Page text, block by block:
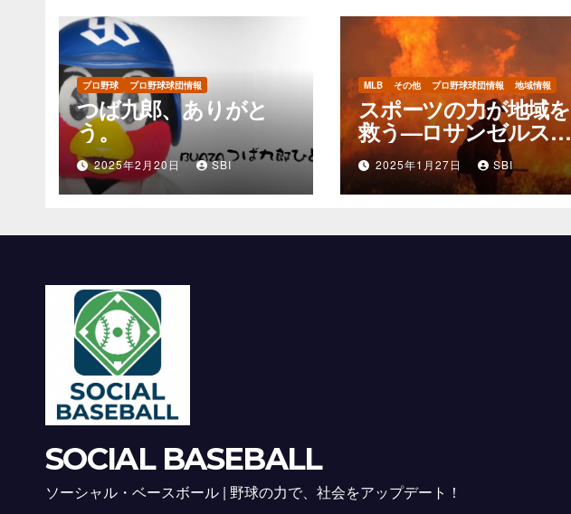
プロ野球 プロ野球球団情報
つば九郎、ありがと
う。
2025年2月20日 SBI
MLB その他 プロ野球球団情報 地域情報
スポーツの力が地域を
救う—ロサンゼルス12
チームの山火事支援活
動2025年1月27日 SBI
SOCIAL BASEBALL
ソーシャル・ベースボール | 野球の力で、社会をアップデート！